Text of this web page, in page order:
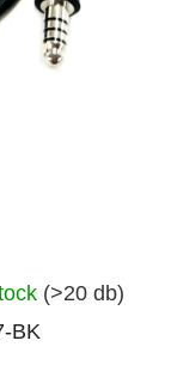
(>20 db)
BK